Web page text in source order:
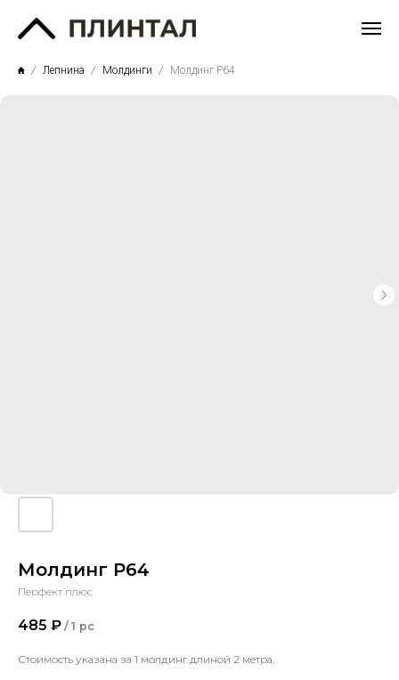
Лепнина Молдинги Молдинг P64
Молдинг P64
Перфект плюс
485 ₽ / 1 pc
Стоимость указана за 1 молдинг длиной 2 метра.